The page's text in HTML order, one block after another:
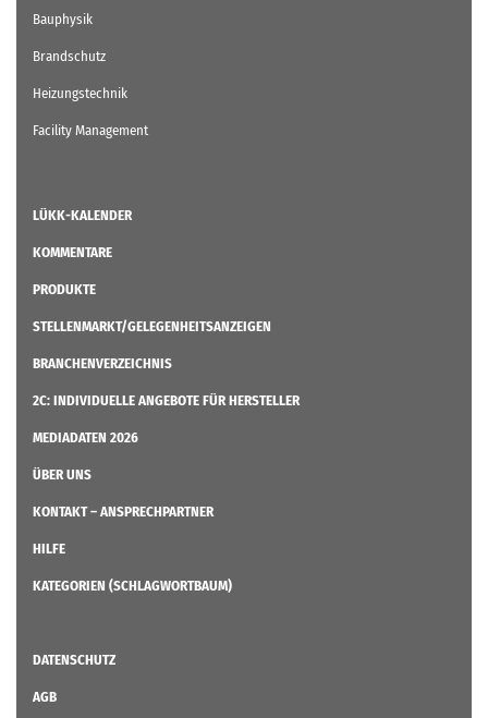
Bauphysik
Brandschutz
Heizungstechnik
Facility Management
LÜKK-KALENDER
KOMMENTARE
PRODUKTE
STELLENMARKT/GELEGENHEITSANZEIGEN
BRANCHENVERZEICHNIS
2C: INDIVIDUELLE ANGEBOTE FÜR HERSTELLER
MEDIADATEN 2026
ÜBER UNS
KONTAKT – ANSPRECHPARTNER
HILFE
KATEGORIEN (SCHLAGWORTBAUM)
DATENSCHUTZ
AGB